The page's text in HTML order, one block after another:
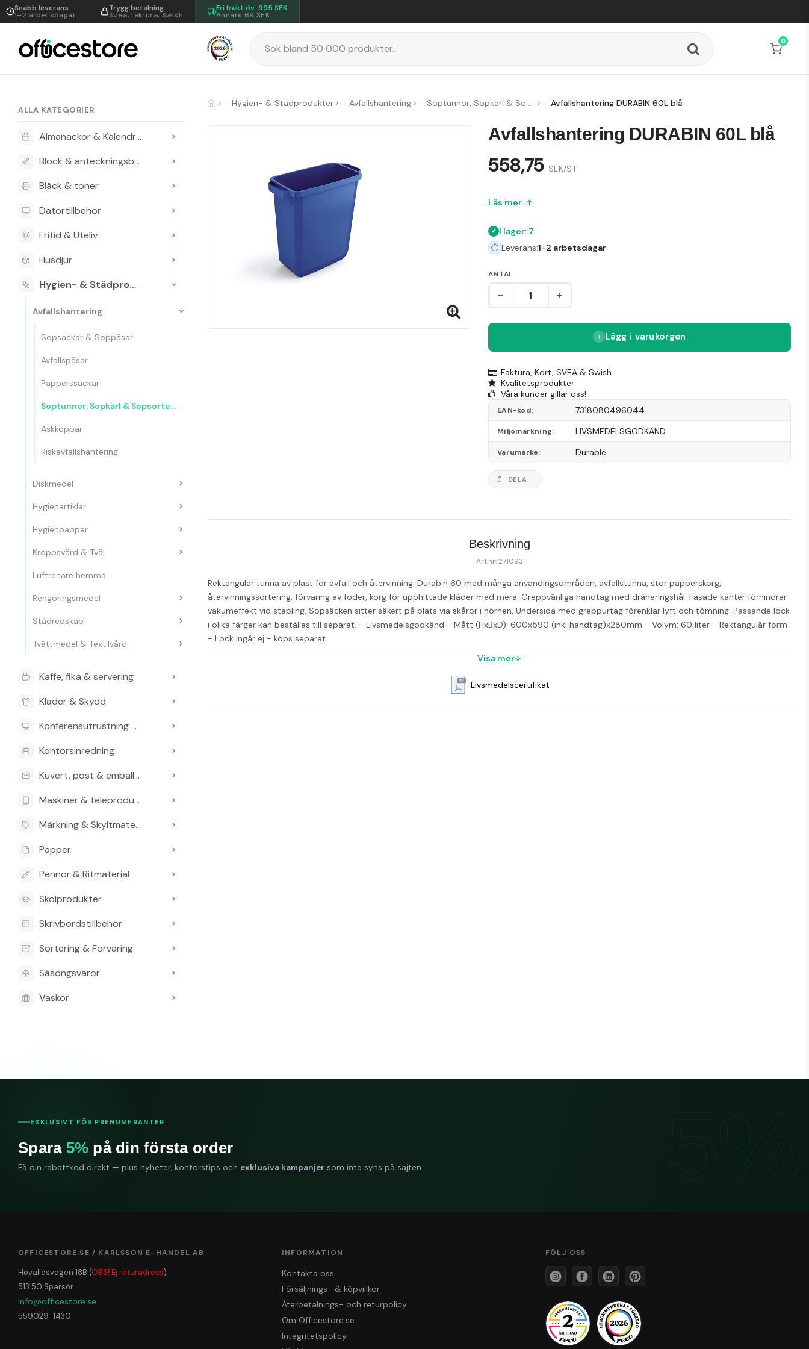
Snabb leverans
1–2 arbetsdagar
Trygg betalning
Svea, faktura, Swish
Fri frakt öv. 995 SEK
Annars 69 SEK
0
ALLA KATEGORIER
Almanackor & Kalendrar
Block & anteckningsböcker
Bläck & toner
Datortillbehör
Fritid & Uteliv
Husdjur
Hygien- & Städprodukter
Avfallshantering
Sopsäckar & Soppåsar
Avfallspåsar
Papperssäckar
Soptunnor, Sopkärl & Sopsorteringskärl
Askkoppar
Riskavfallshantering
Diskmedel
Hygienartiklar
Hygienpapper
Kroppsvård & Tvål
Luftrenare hemma
Rengöringsmedel
Städredskap
Tvättmedel & Textilvård
Kaffe, fika & servering
Kläder & Skydd
Konferensutrustning & Presentationsutrustning
Kontorsinredning
Kuvert, post & emballage
Maskiner & teleprodukter
Märkning & Skyltmaterial
Papper
Pennor & Ritmaterial
Skolprodukter
Skrivbordstillbehör
Sortering & Förvaring
Säsongsvaror
Väskor
Hygien- & Städprodukter Avfallshantering Soptunnor, Sopkärl & Sopsorteringskärl Avfallshantering DURABIN 60L blå
Avfallshantering DURABIN 60L blå
558,75 SEK/ST
Läs mer...
I lager: 7
Leverans:1-2 arbetsdagar
ANTAL
- +
Lägg i varukorgen
Faktura, Kort, SVEA & Swish
Kvalitetsprodukter
Våra kunder gillar oss!
EAN-kod 7318080496044
Miljömärkning LIVSMEDELSGODKÄND
Varumärke Durable
DELA
Beskrivning
Art.nr: 271093
Rektangulär tunna av plast för avfall och återvinning. Durabin 60 med många användingsområden, avfallstunna, stor papperskorg,
återvinningssortering, förvaring av foder, korg för upphittade kläder med mera. Greppvänliga handtag med dräneringshål. Fasade kanter förhindrar
vakumeffekt vid stapling. Sopsäcken sitter säkert på plats via skåror i hörnen. Undersida med greppurtag förenklar lyft och tömning. Passande lock
i olika färger kan beställas till separat. - Livsmedelsgodkänd - Mått (HxBxD): 600x590 (inkl handtag)x280mm - Volym: 60 liter - Rektangulär form
- Lock ingår ej - köps separat
Visa mer
Livsmedelscertifikat
OFFICESTORE.SE / KARLSSON E-HANDEL AB
Hovalidsvägen 18B (OBS! Ej returadress)
513 50 Sparsör
info@officestore.se
559029-1430
INFORMATION
Kontakta oss
Försäljnings- & köpvillkor
Återbetalnings- och returpolicy
Om Officestore.se
Integritetspolicy
FÖLJ OSS
EXKLUSIVT FÖR PRENUMERANTER
Spara 5% på din första order
Få din rabattkod direkt — plus nyheter, kontorstips och exklusiva kampanjer som inte syns på sajten.